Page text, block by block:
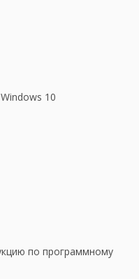
10
по программному